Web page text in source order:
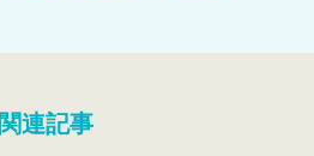
関連記事